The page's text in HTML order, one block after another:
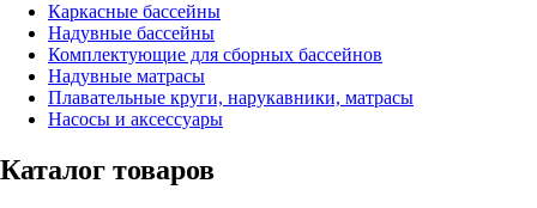
Каркасные бассейны
Надувные бассейны
Комплектующие для сборных бассейнов
Надувные матрасы
Плавательные круги, нарукавники, матрасы
Насосы и аксессуары
Каталог товаров